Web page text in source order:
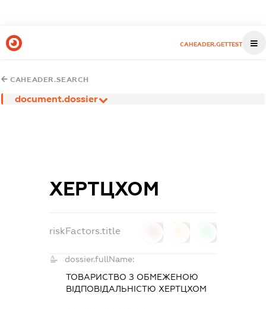
CAHEADER.GETTEST
CAHEADER.SEARCH
document.dossier
ХЕРТЦХОМ
riskFactors.title
dossier.fullName:
ТОВАРИСТВО З ОБМЕЖЕНОЮ
ВІДПОВІДАЛЬНІСТЮ ХЕРТЦХОМ